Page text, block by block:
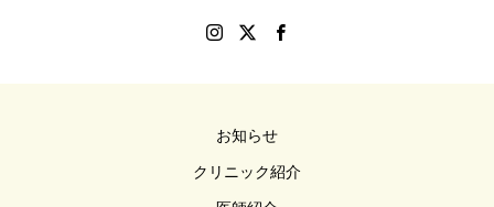
お知らせ
クリニック紹介